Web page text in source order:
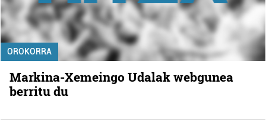
OROKORRA
Markina-Xemeingo Udalak webgunea
berritu du